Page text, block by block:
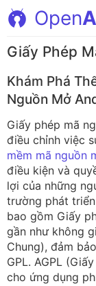
Open
Giấy Phép
Khám Phá
Nguồn Mở
Giấy phép mã
điều chỉnh việc
mềm mã nguồn
điều kiện và
lợi của những
trường phát
bao gồm Giấy
gần như không
Chung), đảm
GPL. AGPL
cho ứng dụng